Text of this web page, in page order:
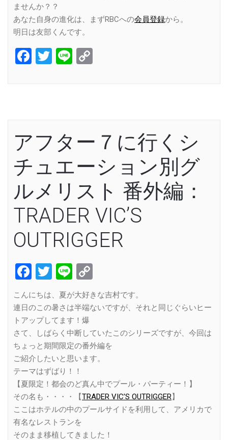
ませんか？？
あなた自身の進化は、まずRBCへの会員登録から。
明日は友部くんです。
Facebook
Twitter
Line
アフター７に行くシ
チュエーション別グ
ルメリスト 番外編：
TRADER VIC’S
OUTRIGGER
Facebook
Twitter
Line
Link
こんにちは、夏が大好きな吉村です。
連日のこの暑さは半端ないですが、それと同じぐらいヒー
トアップしてます！爆
さて、しばらく中断していたこのシリーズですが、今回は
ちょっと期間限定の番外編を
ご紹介したいと思います。
テーマはずばり！！
【夏限定！都会のど真ん中でプール・パーティー！】
その名も・・・・【TRADER VIC’S OUTRIGGER】
ここはホテルの中のプールサイドを利用して、アメリカで
有名なレストランを
そのまま移植してきました！